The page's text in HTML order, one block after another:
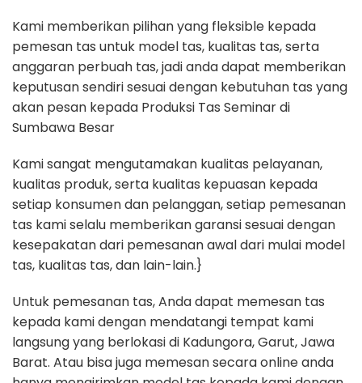
Kami memberikan pilihan yang fleksible kepada
pemesan tas untuk model tas, kualitas tas, serta
anggaran perbuah tas, jadi anda dapat memberikan
keputusan sendiri sesuai dengan kebutuhan tas yang
akan pesan kepada Produksi Tas Seminar di
Sumbawa Besar
Kami sangat mengutamakan kualitas pelayanan,
kualitas produk, serta kualitas kepuasan kepada
setiap konsumen dan pelanggan, setiap pemesanan
tas kami selalu memberikan garansi sesuai dengan
kesepakatan dari pemesanan awal dari mulai model
tas, kualitas tas, dan lain-lain.}
Untuk pemesanan tas, Anda dapat memesan tas
kepada kami dengan mendatangi tempat kami
langsung yang berlokasi di Kadungora, Garut, Jawa
Barat. Atau bisa juga memesan secara online anda